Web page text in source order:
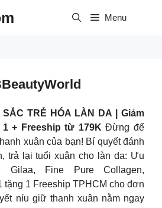
Menu
SẮC TRẺ HÓA LÀN DA | Giảm
+ Freeship từ 179K Đừng để
xuân của bạn! Bí quyết đánh
trả lại tuổi xuân cho làn da: Ưu
Fine Pure Collagen,
1 Freeship TPHCM cho đơn
níu giữ thanh xuân nằm ngay